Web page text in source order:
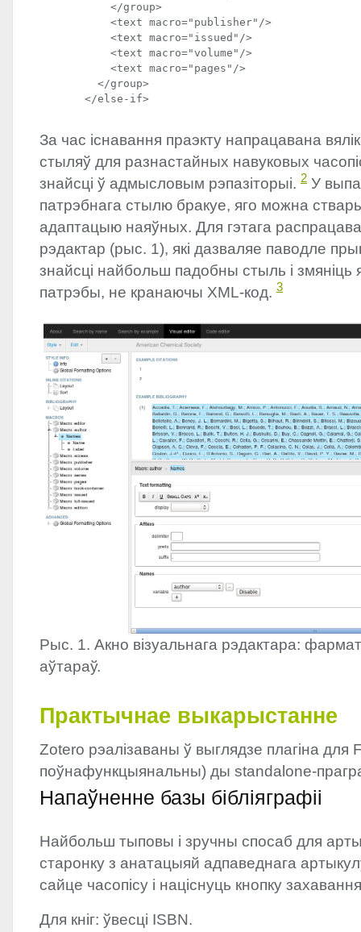
           </group>
           <text macro="publisher"/>
           <text macro="issued"/>
           <text macro="volume"/>
           <text macro="pages"/>
         </group>
За час існавання праэкту напрацавана
стыляў для разнастайных навуковых
знайсці ў адмысловым рэпазіторыі. 2 У
патрэбнага стылю бракуе, яго можна
адаптацыю наяўных. Для гэтага
рэдактар (рыс. 1), які дазваляе паводле
знайсці найбольш падобны стыль і змяніць
патрэбы, не кранаючы XML-код. 3
Рыс. 1. Акно візуальнага рэдактара:
аўтараў.
Практычнае выкарыстанне
Zotero рэалізаваны ў выглядзе плагіна
поўнафункцыянальны) ды standalone-
Напаўненне базы бібліяграфіі
Найбольш тыповы і зручны спосаб для
старонку з анатацыяй адпаведнага
сайце часопісу і націснуць кнопку
Для кніг: ўвесці ISBN.